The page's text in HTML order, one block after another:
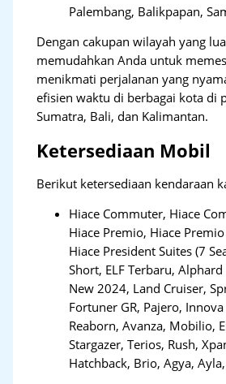
Palembang, Balikpapan,
Dengan cakupan wilayah yang
memudahkan Anda untuk
menikmati perjalanan yang
efisien waktu di berbagai kota di
Sumatra, Bali, dan Kalimantan.
Ketersediaan Mobil
Berikut ketersediaan kendaraan
Hiace Commuter, Hiace
Hiace Premio, Hiace
Hiace President Suites (7
Short, ELF Terbaru,
New 2024, Land Cruiser,
Fortuner GR, Pajero,
Reaborn, Avanza, Mobilio,
Stargazer, Terios, Rush,
Hatchback, Brio, Agya,